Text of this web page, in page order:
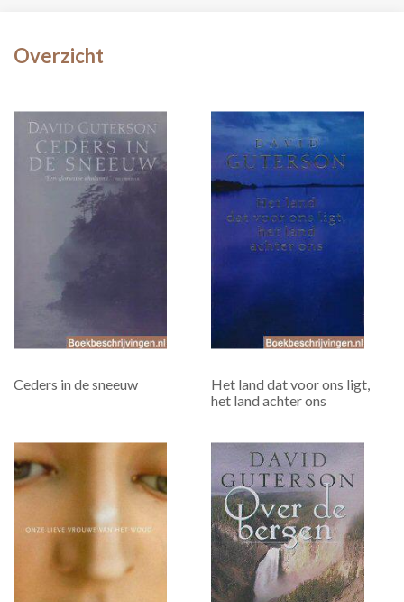
Overzicht
Ceders in de sneeuw
Het land dat voor ons ligt,
het land achter ons